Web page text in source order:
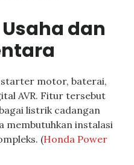
dan
starter motor, baterai,
AVR. Fitur tersebut
listrik cadangan
membutuhkan instalasi
(Honda Power